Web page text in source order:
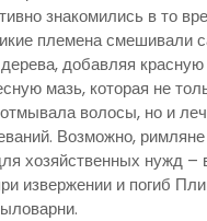
знакомились в то
племена смешивали
добавляя красную
мазь, которая не
волосы, но и
Возможно,
хозяйственных нужд –
извержении и погиб